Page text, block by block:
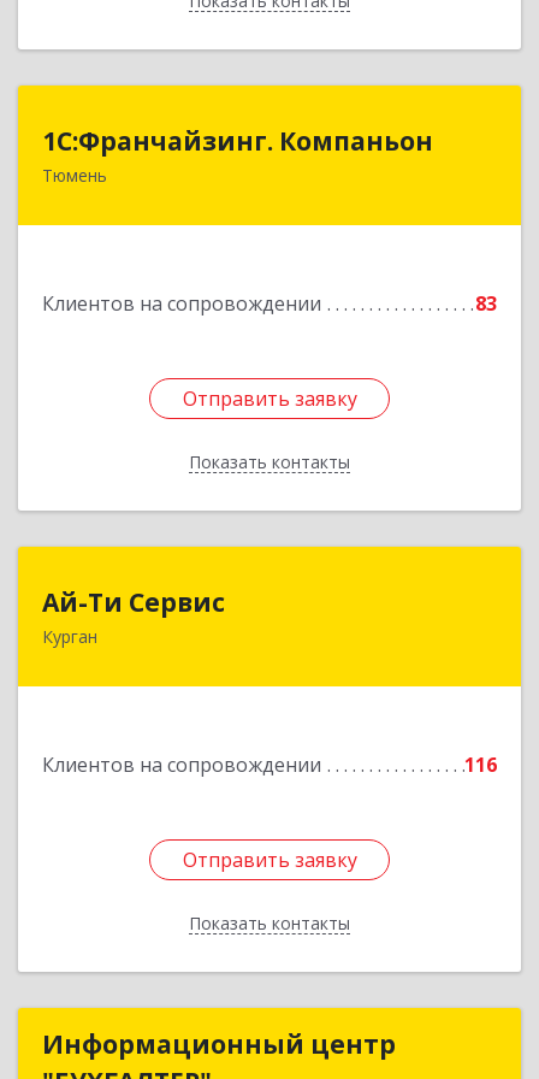
1С:Франчайзинг. Компаньон
Тюмень
Клиентов на сопровождении 83
Отправить заявку
Показать контакты
1С:Франчайзинг. Компаньон
Отправить заявку
Назад
Ай-Ти Сервис
Курган
Клиентов на сопровождении 116
Отправить заявку
Показать контакты
Отправить заявку
Назад
Информационный центр
Информационный центр